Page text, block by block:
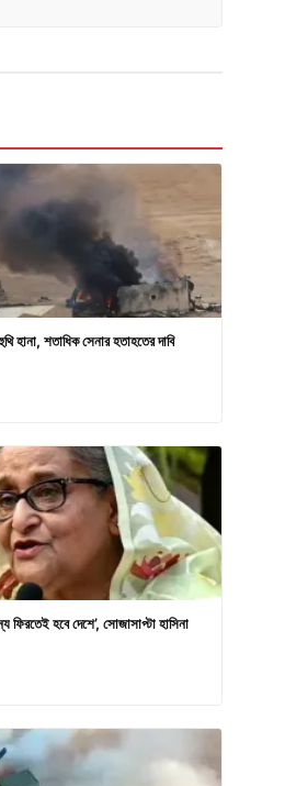
হানা, শতাধিক সেনার হতাহতের দাবি
ফিরতেই হবে দেশে’, সোজাসাপ্টা হাসিনা